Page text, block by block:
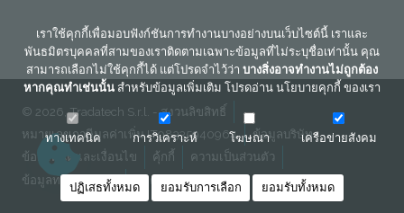
เราใช้คุกกี้เพื่อมอบฟังก์ชันการทำงานบางอย่างบนเว็บไซต์นี้ เราและ
พันธมิตรบุคคลที่สามของเราติดตามเฉพาะข้อมูลที่ไม่ระบุชื่อเท่านั้น คุณ
สามารถเลือกไม่ใช้คุกกี้ได้ แต่โปรดจำไว้ว่า บางสิ่งอาจทำงานไม่ถูกต้อง
หากคุณทำเช่นนั้น สำหรับข้อมูลเพิ่มเติม โปรดอ่าน นโยบายคุกกี้ ของเรา
ทางเทคนิค การวิเคราะห์ โฆษณา เครือข่ายสังคม
ปฏิเสธทั้งหมด ยอมรับการเลือก ยอมรับทั้งหมด
© 2026, Tradatech S.r.l. - สงวนลิขสิทธิ์
หมายเลขภาษีมูลค่าเพิ่ม IT08335940964
ข้อมูลบริษัท
ข้อกำหนดและเงื่อนไข
คุ้กกี้
ความเป็นส่วนตัว
ข้อมูลทางกฎหมาย
ติดต่อเรา